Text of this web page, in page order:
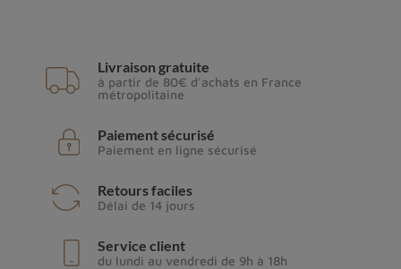
Livraison gratuite
à partir de 80€ d'achats en France
métropolitaine
Paiement sécurisé
Paiement en ligne sécurisé
Retours faciles
Délai de 14 jours
Service client
du lundi au vendredi de 9h à 18h